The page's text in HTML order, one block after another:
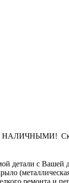
Скидки
детали с Вашей
ремонта и